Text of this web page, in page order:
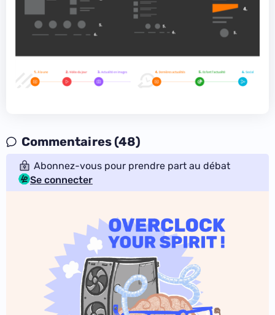
Commentaires (48)
Abonnez-vous pour prendre part au débat
Se connecter